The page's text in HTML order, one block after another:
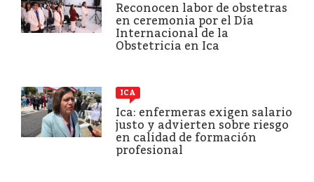
Reconocen labor de obstetras
en ceremonia por el Día
Internacional de la
Obstetricia en Ica
ICA
Ica: enfermeras exigen salario
justo y advierten sobre riesgo
en calidad de formación
profesional